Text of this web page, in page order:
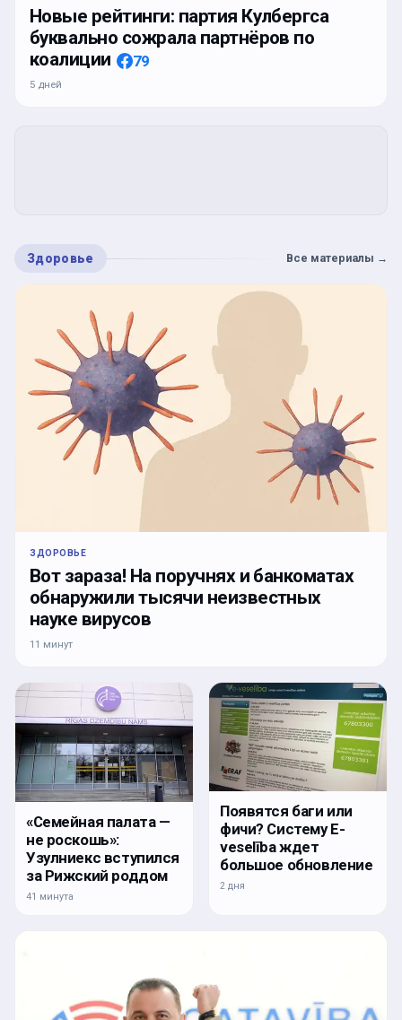
Новые рейтинги: партия Кулбергса
буквально сожрала партнёров по
коалиции
79
5 дней
Здоровье Все материалы →
ЗДОРОВЬЕ
Вот зараза! На поручнях и банкоматах
обнаружили тысячи неизвестных
науке вирусов
11 минут
«Семейная палата —
не роскошь»:
Узулниекс вступился
за Рижский роддом
41 минута
Появятся баги или
фичи? Систему E-
veselība ждет
большое обновление
2 дня